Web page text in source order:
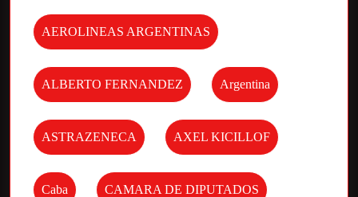
AEROLINEAS ARGENTINAS
ALBERTO FERNANDEZ Argentina
ASTRAZENECA AXEL KICILLOF
Caba CAMARA DE DIPUTADOS